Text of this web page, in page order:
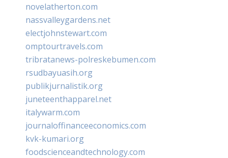
novelatherton.com
nassvalleygardens.net
electjohnstewart.com
omptourtravels.com
tribratanews-polreskebumen.com
rsudbayuasih.org
publikjurnalistik.org
juneteenthapparel.net
italywarm.com
journaloffinanceeconomics.com
kvk-kumari.org
foodscienceandtechnology.com